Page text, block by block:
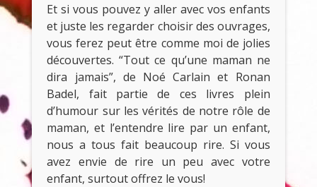
Et si vous pouvez y aller avec vos enfants
et juste les regarder choisir des ouvrages,
vous ferez peut être comme moi de jolies
découvertes. “Tout ce qu’une maman ne
dira jamais”, de Noé Carlain et Ronan
Badel, fait partie de ces livres plein
d’humour sur les vérités de notre rôle de
maman, et l’entendre lire par un enfant,
nous a tous fait beaucoup rire. Si vous
avez envie de rire un peu avec votre
enfant, surtout offrez le vous!